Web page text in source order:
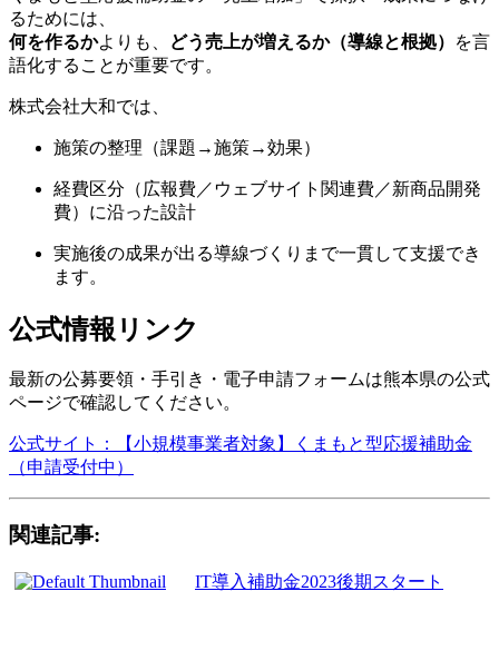
るためには、
何を作るかよりも、 どう売上が増えるか（導線と根拠）
を言
語化することが重要です。
株式会社大和では、
施策の整理（課題→施策→効果）
経費区分（広報費／ウェブサイト関連費／新商品開発
費）に沿った設計
実施後の成果が出る導線づくりまで一貫して支援でき
ます。
公式情報リンク
最新の公募要領・手引き・電子申請フォームは熊本県の公式
ページで確認してください。
公式サイト：【小規模事業者対象】くまもと型応援補助金
（申請受付中）
関連記事:
IT導入補助金2023後期スタート